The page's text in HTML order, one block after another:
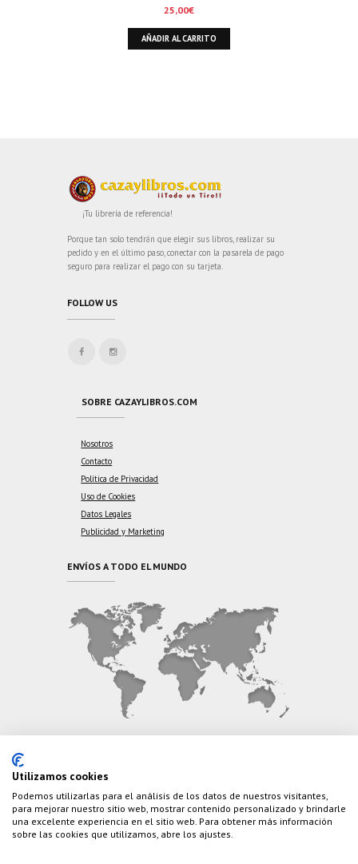
25,00€
AÑADIR AL CARRITO
¡Tu librería de referencia!
Porque tan solo tendrán que elegir sus libros, realizar su
pedido y en el último paso, conectar con la pasarela de pago
seguro para realizar el pago con su tarjeta.
FOLLOW US
SOBRE CAZAYLIBROS.COM
Nosotros
Contacto
Política de Privacidad
Uso de Cookies
Datos Legales
Publicidad y Marketing
ENVÍOS A TODO EL MUNDO
Teléfono: (+34) 626 495 499
E-Mail: info@cazaylibros.com
Utilizamos cookies
Podemos utilizarlas para el análisis de los datos de nuestros visitantes,
para mejorar nuestro sitio web, mostrar contenido personalizado y brindarle
una excelente experiencia en el sitio web. Para obtener más información
sobre las cookies que utilizamos, abre los ajustes.